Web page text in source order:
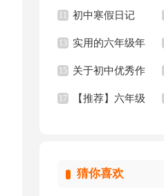
年级小学作文3篇
11 初中寒假日记
【热】
13 实用的六年级年
的作文300字6篇
15 关于初中优秀作
文汇编10篇
17 【推荐】六年级
猜你喜欢